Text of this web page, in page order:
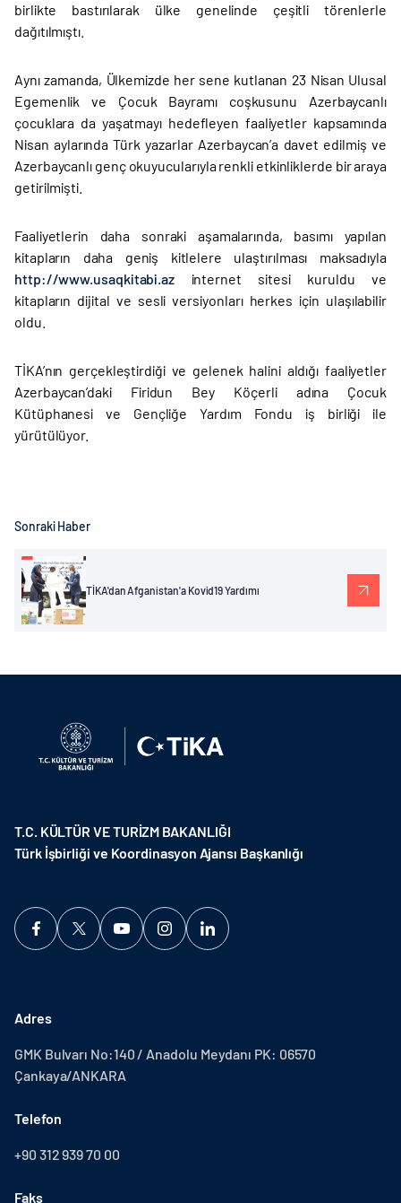
birlikte bastırılarak ülke genelinde çeşitli törenlerle
dağıtılmıştı.
Aynı zamanda, Ülkemizde her sene kutlanan 23 Nisan Ulusal
Egemenlik ve Çocuk Bayramı coşkusunu Azerbaycanlı
çocuklara da yaşatmayı hedefleyen faaliyetler kapsamında
Nisan aylarında Türk yazarlar Azerbaycan’a davet edilmiş ve
Azerbaycanlı genç okuyucularıyla renkli etkinliklerde bir araya
getirilmişti.
Faaliyetlerin daha sonraki aşamalarında, basımı yapılan
kitapların daha geniş kitlelere ulaştırılması maksadıyla
http://www.usaqkitabi.az internet sitesi kuruldu ve
kitapların dijital ve sesli versiyonları herkes için ulaşılabilir
oldu.
TİKA’nın gerçekleştirdiği ve gelenek halini aldığı faaliyetler
Azerbaycan’daki Firidun Bey Köçerli adına Çocuk
Kütüphanesi ve Gençliğe Yardım Fondu iş birliği ile
yürütülüyor.
Sonraki Haber
TİKA'dan Afganistan'a Kovid19 Yardımı
T.C. KÜLTÜR VE TURİZM BAKANLIĞI
Türk İşbirliği ve Koordinasyon Ajansı Başkanlığı
Adres
GMK Bulvarı No:140 / Anadolu Meydanı PK: 06570
Çankaya/ANKARA
Telefon
+90 312 939 70 00
Faks